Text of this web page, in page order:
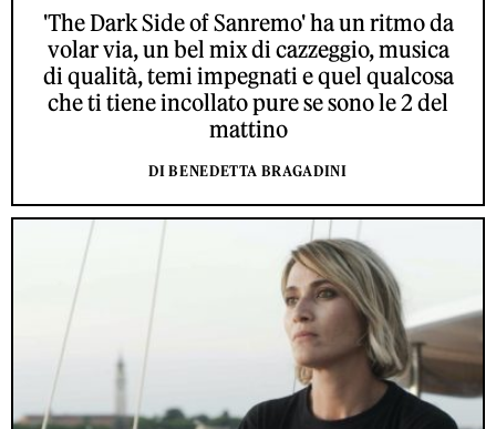
'The Dark Side of Sanremo' ha un ritmo da
volar via, un bel mix di cazzeggio, musica
di qualità, temi impegnati e quel qualcosa
che ti tiene incollato pure se sono le 2 del
mattino
DI BENEDETTA BRAGADINI